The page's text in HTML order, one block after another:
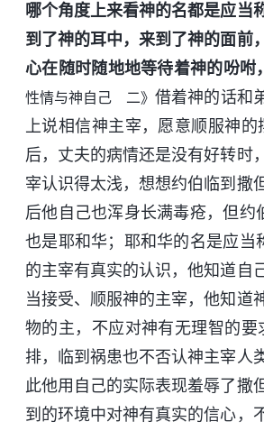
哪个角度上来看神的名都是应当
到了神的耳中，来到了神的面前
心在随时随地地等待着神的吩
性情与神自己 二》借着神的话和
上说相信神主宰，愿意顺服神
后，丈夫的病情还是没有好转时
宰认识得太浅，想想约伯临到撒
后他自己也浑身长满毒疮，但
也是耶和华；耶和华的名是应当
的主宰有真实的认识，他知道自
当接受、顺服神的主宰，他知道
物的主，不应对神有无理智的
排，临到祸患也不否认神主宰人
此他用自己的实际表现羞辱了撒
到的环境中对神有真实的信心，